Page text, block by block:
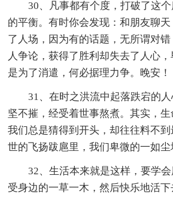
30、凡事都有个度，打破了这
的平衡。有时你会发现：和朋友聊
了人场，因为有的话题，无所谓对
人争论，获得了胜利却失去了人心
是为了消遣，何必据理力争。晚安！
31、在时之洪流中起落跌宕的
坚不摧，经受着世事熬煮。其实，生
我们总是猜得到开头，却往往料不
世的飞扬跋扈里，我们卑微的一如尘
32、生活本来就是这样，要学
受身边的一草一木，然后快乐地活下